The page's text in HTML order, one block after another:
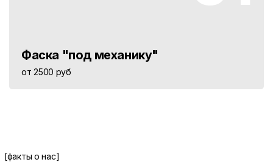
Фаска "под механику"
от 2500 руб
[факты о нас]